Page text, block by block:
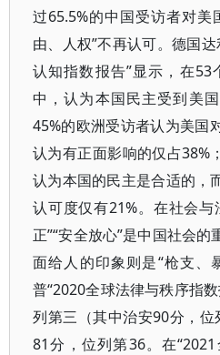
过65.5%的中国受访者对美
由、人权”不再认可。德国
认知指数报告”显示，在53
中，认为本国民主受到美
45%的欧洲受访者认为美国
认为有正面影响的仅占38%
认为本国的民主是合适的，
认可度仅有21%。在社会
正”“安全放心”是中国社会
面给人的印象则是“枪支、
普“2020全球法律与秩序指
列第三（其中治安90分，
81分，位列第36。在